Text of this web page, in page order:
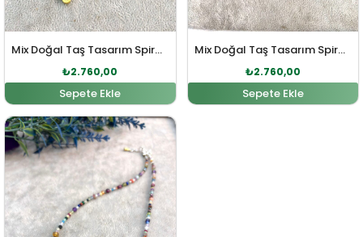
Mix Doğal Taş Tasarım Spiral Sembol Gümüş Kolye
₺2.760,00
Sepete Ekle
Mix Doğal Taş Tasarım Spiral Sembol Gümüş Kolye
₺2.760,00
Sepete Ekle
Orijinal fiyat: ₺3.036,00.
Şu andaki fiyat: ₺2.760,00.